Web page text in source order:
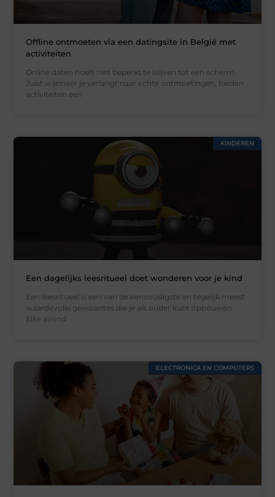
Offline ontmoeten via een datingsite in België met
activiteiten
Online daten hoeft niet beperkt te blijven tot een scherm.
Juist wanneer je verlangt naar echte ontmoetingen, bieden
activiteiten een
KINDEREN
Een dagelijks leesritueel doet wonderen voor je kind
Een leesritueel is een van de eenvoudigste en tegelijk meest
waardevolle gewoontes die je als ouder kunt opbouwen.
Elke avond
ELECTRONICA EN COMPUTERS